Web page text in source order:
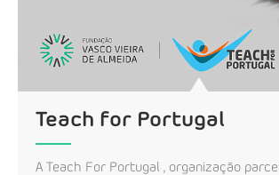
Teach for Portugal
A Teach For Portugal , organização